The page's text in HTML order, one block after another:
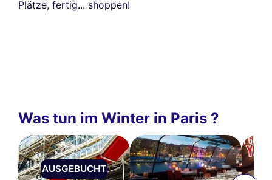
Plätze, fertig... shoppen!
Was tun im Winter in Paris ?
AUSGEBUCHT